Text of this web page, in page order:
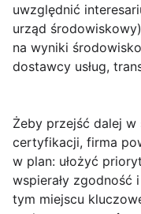
uwzględnić
urząd
na wyniki
dostawcy usług,
Żeby przejść dalej
certyfikacji, firma
w plan: ułożyć
wspierały zgodność
tym miejscu